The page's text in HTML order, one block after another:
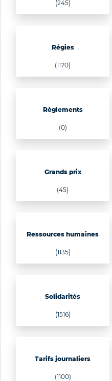
(245)
Régies
(1170)
Règlements
(0)
Grands prix
(45)
Ressources humaines
(1135)
Solidarités
(1516)
Tarifs journaliers
(1100)